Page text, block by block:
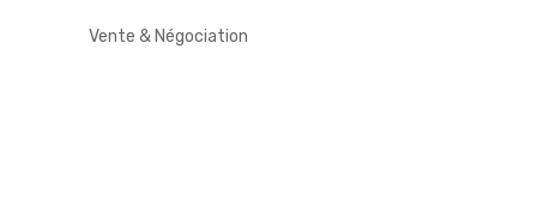
Vente & Négociation